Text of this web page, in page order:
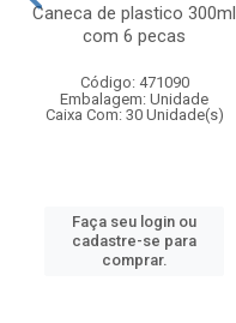
Caneca de plastico 300ml
com 6 pecas
Código: 471090
Embalagem: Unidade
Caixa Com: 30 Unidade(s)
Faça seu login ou
cadastre-se para
comprar.